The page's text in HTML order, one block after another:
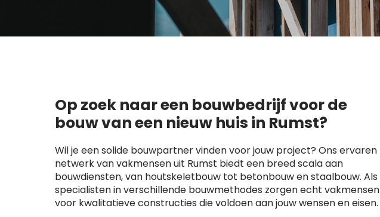
Op zoek naar een bouwbedrijf voor de
bouw van een nieuw huis in Rumst?
Wil je een solide bouwpartner vinden voor jouw project? Ons ervaren
netwerk van vakmensen uit Rumst biedt een breed scala aan
bouwdiensten, van houtskeletbouw tot betonbouw en staalbouw. Als
specialisten in verschillende bouwmethodes zorgen echt vakmensen
voor kwalitatieve constructies die voldoen aan jouw wensen en eisen.